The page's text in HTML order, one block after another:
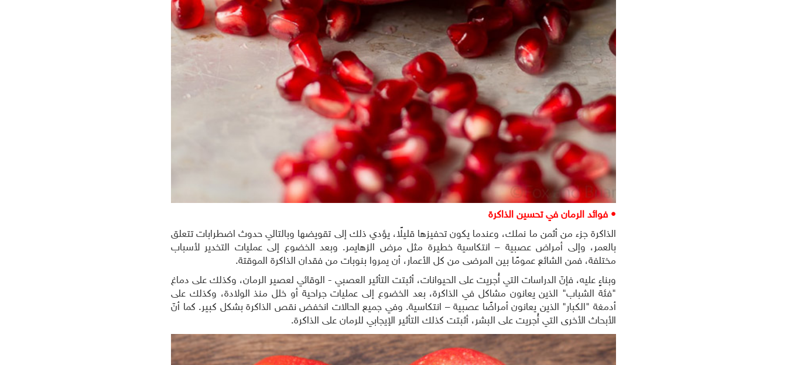
• فوائد الرمان في تحسين الذاكرة
الذاكرة جزء من أثمن ما نملك، وعندما يكون تحفيزها قليلًا، يؤدي ذلك إلى تقويضها وبالتالي حدوث اضطرابات تتعلق
بالعمر، وإلى أمراض عصبية – انتكاسية خطيرة مثل مرض الزهايمر. وبعد الخضوع إلى عمليات التخدير لأسباب
مختلفة، فمن الشائع عمومًا بين المرضى من كل الأعمار، أن يمروا بنوبات من فقدان الذاكرة الموقتة.
وبناءٍ عليه، فإنّ الدراسات التي أُجريت على الحيوانات، أثبتت التأثير العصبي - الوقائي لعصير الرمان، وكذلك على دماغ
"فئة الشباب" الذين يعانون مشاكل في الذاكرة، بعد الخضوع إلى عمليات جراحية أو خلل منذ الولادة، وكذلك على
أدمغة "الكبار" الذين يعانون أمراضًا عصبية – انتكاسية. وفي جميع الحالات انخفض نقص الذاكرة بشكل كبير. كما أنّ
الأبحاث الأخرى التي أُجريت على البشر، أثبتت كذلك التأثير الإيجابي للرمان على الذاكرة.